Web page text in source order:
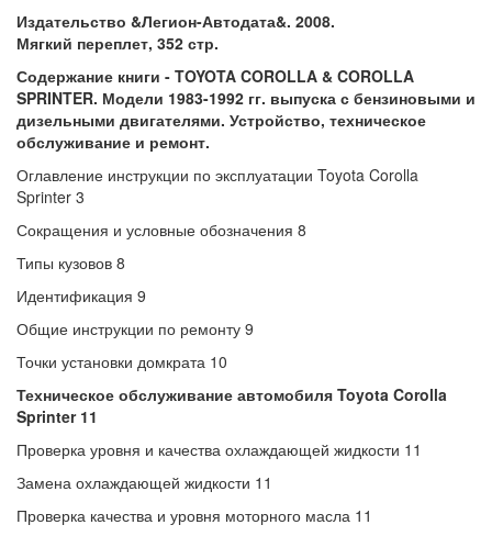
Издательство &Легион-Автодата&. 2008.
Мягкий переплет, 352 стр.
Содержание книги - TOYOTA COROLLA & COROLLA
SPRINTER. Модели 1983-1992 гг. выпуска с бензиновыми и
дизельными двигателями. Устройство, техническое
обслуживание и ремонт.
Оглавление инструкции по эксплуатации Toyota Corolla
Sprinter 3
Сокращения и условные обозначения 8
Типы кузовов 8
Идентификация 9
Общие инструкции по ремонту 9
Точки установки домкрата 10
Техническое обслуживание автомобиля Toyota Corolla
Sprinter 11
Проверка уровня и качества охлаждающей жидкости 11
Замена охлаждающей жидкости 11
Проверка качества и уровня моторного масла 11